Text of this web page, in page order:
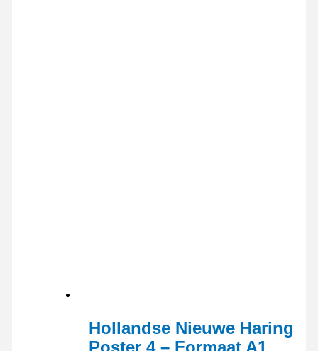
Hollandse Nieuwe Haring
Poster 4 – Formaat A1